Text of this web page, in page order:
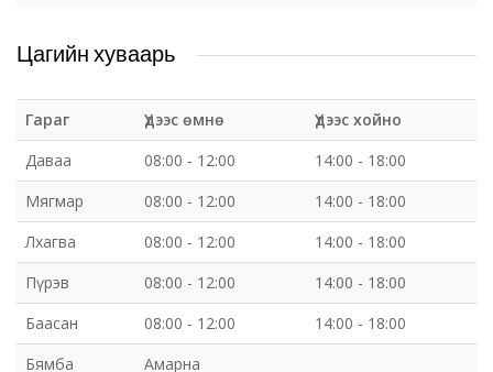
Цагийн хуваарь
Гараг Үдээс өмнө
Үдээс хойно
Даваа
08:00 - 12:00
14:00 - 18:00
Мягмар
08:00 - 12:00
14:00 - 18:00
Лхагва
08:00 - 12:00
14:00 - 18:00
Пүрэв
08:00 - 12:00
14:00 - 18:00
Баасан
08:00 - 12:00
14:00 - 18:00
Бямба
Амарна